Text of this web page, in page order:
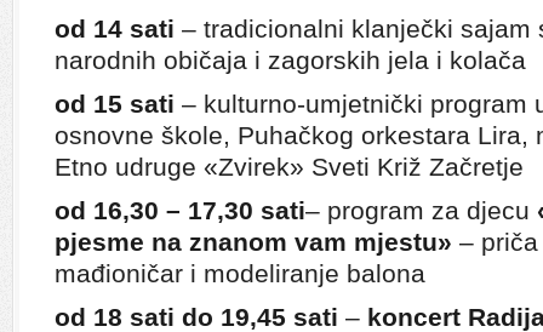
od 14 sati – tradicionalni klanječki sajam
narodnih običaja i zagorskih jela i kolača
od 15 sati – kulturno-umjetnički program
osnovne škole, Puhačkog orkestara Lira,
Etno udruge «Zvirek» Sveti Križ Začretje
od 16,30 – 17,30 sati– program za djecu
pjesme na znanom vam mjestu» –
mađioničar i modeliranje balona
od 18 sati do 19,45 sati – koncert